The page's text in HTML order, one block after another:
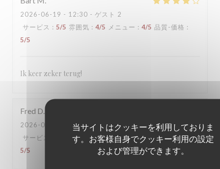
当サイトはクッキーを利用しておりま
す。お客様自身でクッキー利用の設定
および管理ができます。
2026-06-19 - 12:30 - ゲスト 2
サービス : 5/5 雰囲気 : 4/5 メニュー : 4/5 品質-価格 :
5/5
Ik keer zeker terug!
Fred D
2026-06-16
- 18:30 - ゲスト 6
サービス
雰囲気 : 5/5 メニュー: 5/5 品質-価格:
5/5